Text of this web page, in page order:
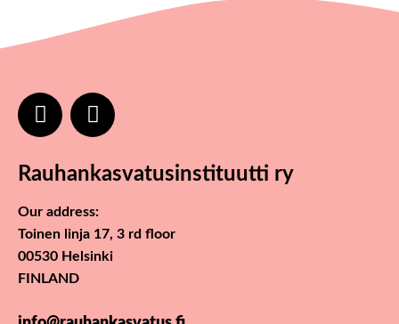
Rauhankasvatusinstituutti ry
Our address:
Toinen linja 17, 3 rd floor
00530 Helsinki
FINLAND